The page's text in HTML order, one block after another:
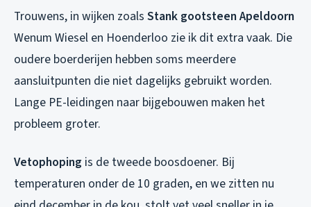
Trouwens, in wijken zoals Stank gootsteen Apeldoorn
Wenum Wiesel en Hoenderloo zie ik dit extra vaak. Die
oudere boerderijen hebben soms meerdere
aansluitpunten die niet dagelijks gebruikt worden.
Lange PE-leidingen naar bijgebouwen maken het
probleem groter.
Vetophoping is de tweede boosdoener. Bij
temperaturen onder de 10 graden, en we zitten nu